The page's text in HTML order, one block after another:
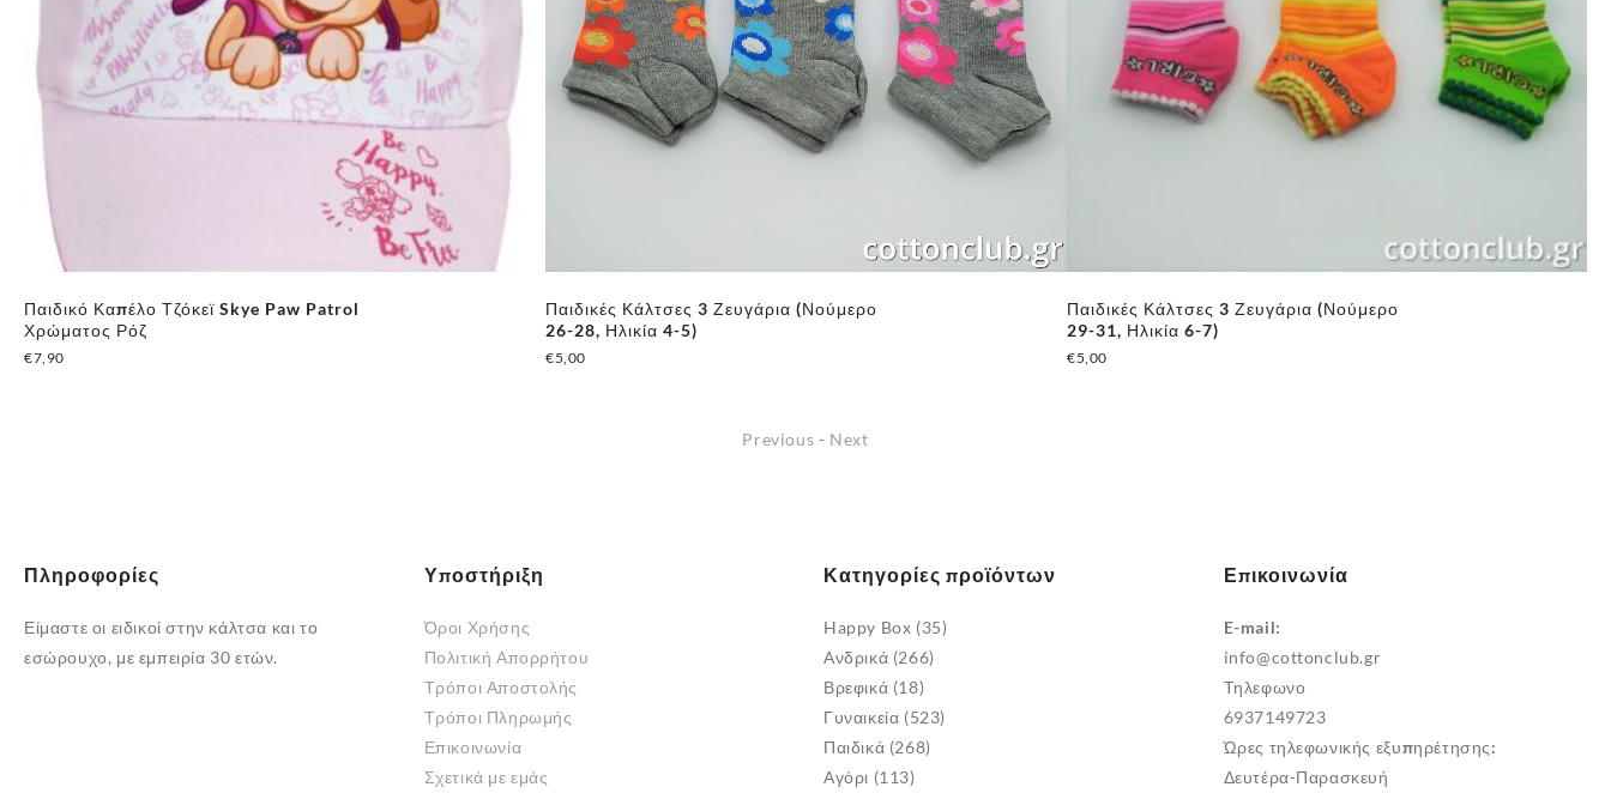
Παιδικό Καπέλο Τζόκεϊ Skye Paw Patrol
Χρώματος Ρόζ
€7,90
Οι
μπορούν
να
Παιδικές Κάλτσες 3 Ζευγάρια (Νούμερο
26-28, Ηλικία 4-5)
€5,00
Παιδικές Κάλτσες 3 Ζευγάρια (Νούμερο
29-31, Ηλικία 6-7)
€5,00
Previous - Next
Πληροφορίες
Είμαστε οι ειδικοί στην κάλτσα και το
εσώρουχο, με εμπειρία 30 ετών.
Υποστήριξη
Όροι Χρήσης
Πολιτική Απορρήτου
Τρόποι Αποστολής
Τρόποι Πληρωμής
Επικοινωνία
Σχετικά με εμάς
Κατηγορίες προϊόντων
Happy Box (35)
Ανδρικά (266)
Βρεφικά (18)
Γυναικεία (523)
Παιδικά (268)
Αγόρι (113)
Επικοινωνία
E-mail:
info@cottonclub.gr
Τηλεφωνο
6937149723
Ώρες τηλεφωνικής εξυπηρέτησης:
Δευτέρα-Παρασκευή